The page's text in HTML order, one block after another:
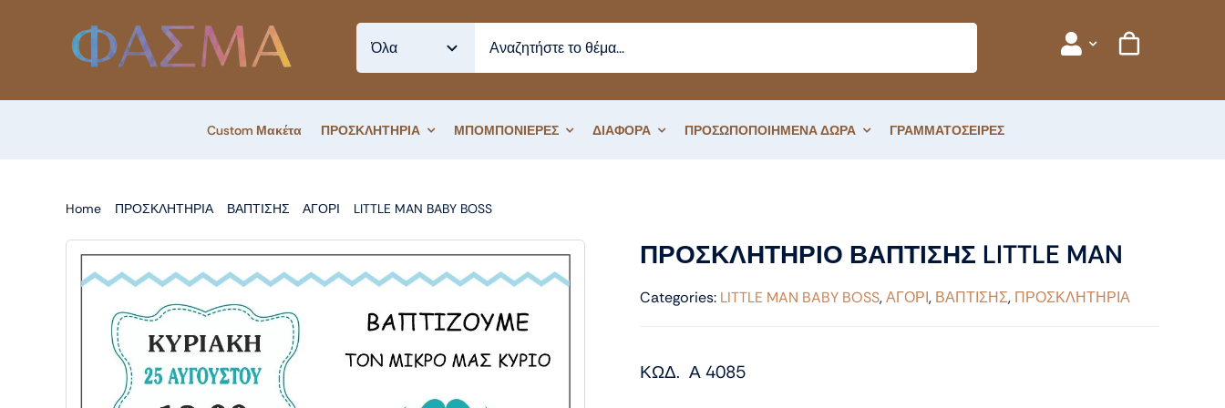
Custom Μακέτα ΠΡΟΣΚΛΗΤΗΡΙΑ ΜΠΟΜΠΟΝΙΕΡΕΣ ΔΙΑΦΟΡΑ ΠΡΟΣΩΠΟΠΟΙΗΜΕΝΑ ΔΩΡΑ ΓΡΑΜΜΑΤΟΣΕΙΡΕΣ
Home ΠΡΟΣΚΛΗΤΗΡΙΑ ΒΑΠΤΙΣΗΣ ΑΓΟΡΙ LITTLE MAN BABY BOSS
ΠΡΟΣΚΛΗΤΗΡΙΟ ΒΑΠΤΙΣΗΣ LITTLE MAN
Categories: LITTLE MAN BABY BOSS,ΑΓΟΡΙ, ΒΑΠΤΙΣΗΣ, ΠΡΟΣΚΛΗΤΗΡΙΑ
ΚΩΔ. Α 4085